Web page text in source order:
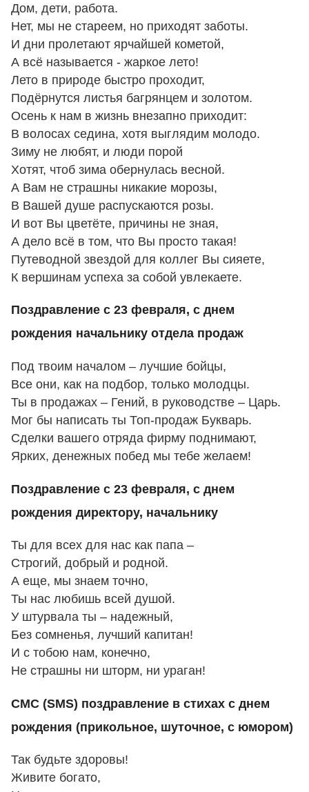
Дом, дети, работа.
Нет, мы не стареем, но приходят заботы.
И дни пролетают ярчайшей кометой,
А всё называется - жаркое лето!
Лето в природе быстро проходит,
Подёрнутся листья багрянцем и золотом.
Осень к нам в жизнь внезапно приходит:
В волосах седина, хотя выглядим молодо.
Зиму не любят, и люди порой
Хотят, чтоб зима обернулась весной.
А Вам не страшны никакие морозы,
В Вашей душе распускаются розы.
И вот Вы цветёте, причины не зная,
А дело всё в том, что Вы просто такая!
Путеводной звездой для коллег Вы сияете,
К вершинам успеха за собой увлекаете.
Поздравление с 23 февраля, с днем
рождения начальнику отдела продаж
Под твоим началом – лучшие бойцы,
Все они, как на подбор, только молодцы.
Ты в продажах – Гений, в руководстве – Царь.
Мог бы написать ты Топ-продаж Букварь.
Сделки вашего отряда фирму поднимают,
Ярких, денежных побед мы тебе желаем!
Поздравление с 23 февраля, с днем
рождения директору, начальнику
Ты для всех для нас как папа –
Строгий, добрый и родной.
А еще, мы знаем точно,
Ты нас любишь всей душой.
У штурвала ты – надежный,
Без сомненья, лучший капитан!
И с тобою нам, конечно,
Не страшны ни шторм, ни ураган!
СМС (SMS) поздравление в стихах с днем
рождения (прикольное, шуточное, с юмором)
Так будьте здоровы!
Живите богато,